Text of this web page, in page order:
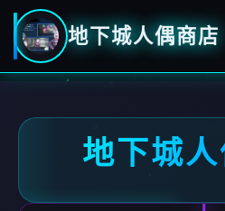
地下城人偶商店
地下城